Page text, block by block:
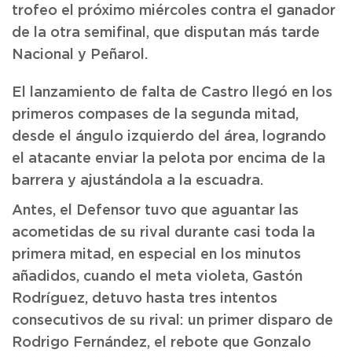
trofeo el próximo miércoles contra el ganador
de la otra semifinal, que disputan más tarde
Nacional y Peñarol.
El lanzamiento de falta de Castro llegó en los
primeros compases de la segunda mitad,
desde el ángulo izquierdo del área, logrando
el atacante enviar la pelota por encima de la
barrera y ajustándola a la escuadra.
Antes, el Defensor tuvo que aguantar las
acometidas de su rival durante casi toda la
primera mitad, en especial en los minutos
añadidos, cuando el meta violeta, Gastón
Rodríguez, detuvo hasta tres intentos
consecutivos de su rival: un primer disparo de
Rodrigo Fernández, el rebote que Gonzalo